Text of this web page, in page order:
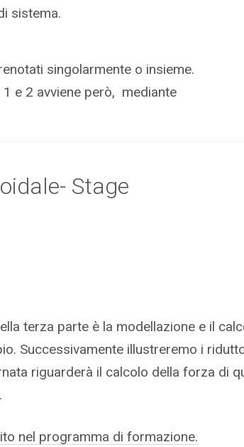
sistema.
singolarmente o insieme.
e 2 avviene però, mediante
Stage
terza parte è la modellazione e il
Successivamente illustreremo i
riguarderà il calcolo della forza di
nel programma di formazione.